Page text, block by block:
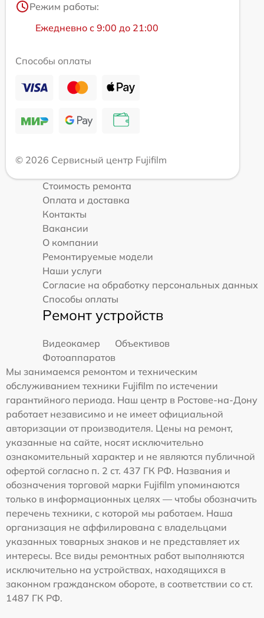
Режим работы:
Ежедневно с 9:00 до 21:00
Способы оплаты
© 2026 Сервисный центр Fujifilm
Стоимость ремонта
Оплата и доставка
Контакты
Вакансии
О компании
Ремонтируемые модели
Наши услуги
Согласие на обработку персональных данных
Способы оплаты
Ремонт устройств
Видеокамер
Объективов
Фотоаппаратов
Мы занимаемся ремонтом и техническим
обслуживанием техники Fujifilm по истечении
гарантийного периода. Наш центр в Ростове-на-Дону
работает независимо и не имеет официальной
авторизации от производителя. Цены на ремонт,
указанные на сайте, носят исключительно
ознакомительный характер и не являются публичной
офертой согласно п. 2 ст. 437 ГК РФ. Названия и
обозначения торговой марки Fujifilm упоминаются
только в информационных целях — чтобы обозначить
перечень техники, с которой мы работаем. Наша
организация не аффилирована с владельцами
указанных товарных знаков и не представляет их
интересы. Все виды ремонтных работ выполняются
исключительно на устройствах, находящихся в
законном гражданском обороте, в соответствии со ст.
1487 ГК РФ.